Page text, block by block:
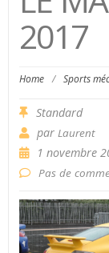
2017
Home / Sports
Standard
par Laurent
1 novembre
Pas de